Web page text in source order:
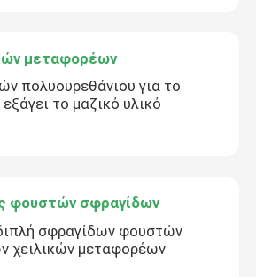
μεταφορέων
πολυουρεθάνιου για το
το μαζικό υλικό
φουστών σφραγίδων
σφραγίδων φουστών
χειλικών μεταφορέων